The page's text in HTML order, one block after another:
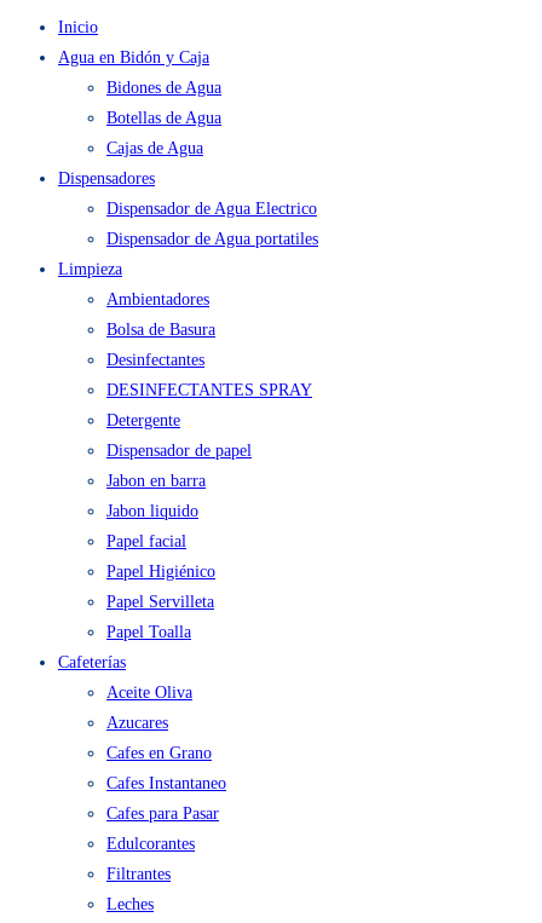
Inicio
Agua en Bidón y Caja
Bidones de Agua
Botellas de Agua
Cajas de Agua
Dispensadores
Dispensador de Agua Electrico
Dispensador de Agua portatiles
Limpieza
Ambientadores
Bolsa de Basura
Desinfectantes
DESINFECTANTES SPRAY
Detergente
Dispensador de papel
Jabon en barra
Jabon liquido
Papel facial
Papel Higiénico
Papel Servilleta
Papel Toalla
Cafeterías
Aceite Oliva
Azucares
Cafes en Grano
Cafes Instantaneo
Cafes para Pasar
Edulcorantes
Filtrantes
Leches